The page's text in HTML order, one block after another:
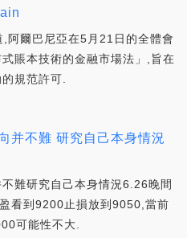
爾巴尼亞在5月21日的全體會
賬本技術的金融市場法」,旨在
規范許可.
并不難 研究自己本身情況
難研究自己本身情況6.26晚間
看到9200止損放到9050,當前
可能性不大.